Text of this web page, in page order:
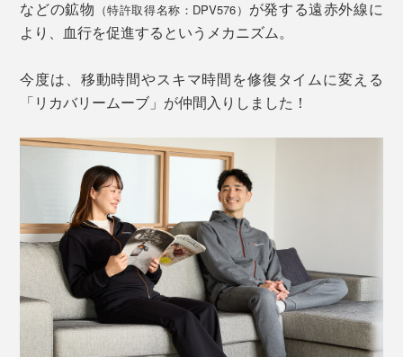
などの鉱物 （特許取得名称：DPV576） が発する遠赤外線に
より、血行を促進するというメカニズム。
今度は、移動時間やスキマ時間を修復タイムに変える
「リカバリームーブ」が仲間入りしました！